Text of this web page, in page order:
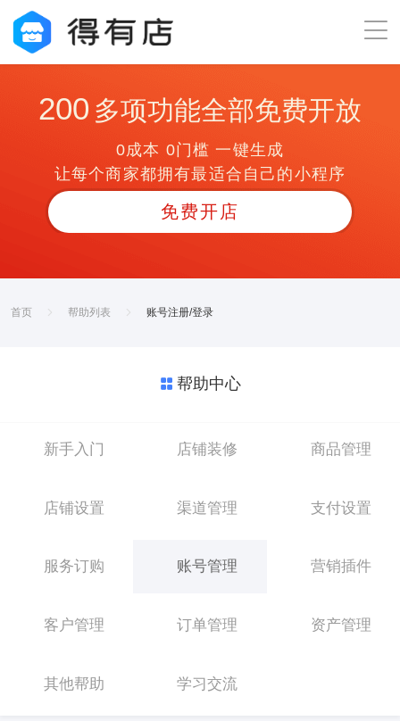
200 多项功能全部免费开放
0成本 0门槛 一键生成
让每个商家都拥有最适合自己的小程序
免费开店
首页 帮助列表 账号注册/登录
帮助中心
新手入门 店铺装修 商品管理
店铺设置 渠道管理 支付设置
服务订购 账号管理 营销插件
客户管理 订单管理 资产管理
其他帮助 学习交流